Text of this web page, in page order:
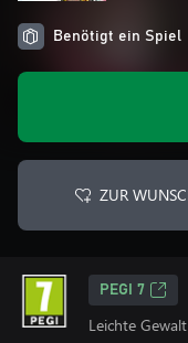
Benötigt ein Spiel
ZUR
PEGI 7
Leichte Gewalt